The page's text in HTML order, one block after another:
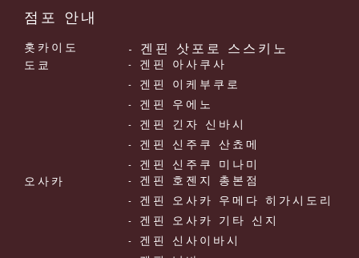
점포 안내
홋카이도 - 겐핀 삿포로 스스키노
도쿄
- 겐핀 아사쿠사
- 겐핀 이케부쿠로
- 겐핀 우에노
- 겐핀 긴자 신바시
- 겐핀 신주쿠 산쵸메
- 겐핀 신주쿠 미나미
오사카
- 겐핀 호젠지 총본점
- 겐핀 오사카 우메다 히가시도리
- 겐핀 오사카 기타 신지
- 겐핀 신사이바시